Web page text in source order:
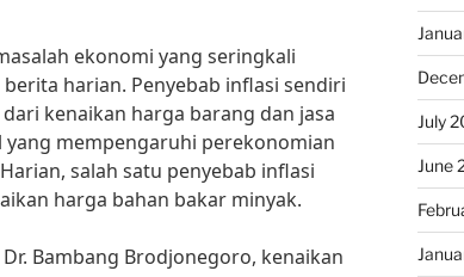
ekonomi yang seringkali
harian. Penyebab inflasi sendiri
kenaikan harga barang dan jasa
mempengaruhi perekonomian
salah satu penyebab inflasi
harga bahan bakar minyak.
Bambang Brodjonegoro, kenaikan
July
June